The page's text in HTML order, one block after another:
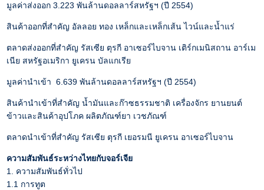
มูลค่าส่งออก 3.223 พันล้านดอลลาร์สหรัฐฯ (ปี 2554)
สินค้าออกที่สำคัญ อัลลอย ทอง เหล็กและเหล็กเส้น ไวน์และน้ำแร่
ตลาดส่งออกที่สำคัญ รัสเซีย ตุรกี อาเซอร์ไบจาน เติร์กเมนิสถาน อาร์เม
เนีย สหรัฐอเมริกา ยูเครน บัลแกเรีย
มูลค่านําเข้า 6.639 พันล้านดอลลาร์สหรัฐฯ (ปี 2554)
สินค้านำเข้าที่สำคัญ น้ำมันและก๊าซธรรมชาติ เครื่องจักร ยานยนต์
ข้าวและสินค้าอุปโภค ผลิตภัณฑ์ยา เวชภัณฑ์
ตลาดนําเข้าที่สําคัญ รัสเซีย ตุรกี เยอรมนี ยูเครน อาเซอร์ไบจาน
ความสัมพันธ์ระหว่างไทยกับจอร์เจีย
1. ความสัมพันธ์ทั่วไป
1.1 การทูต